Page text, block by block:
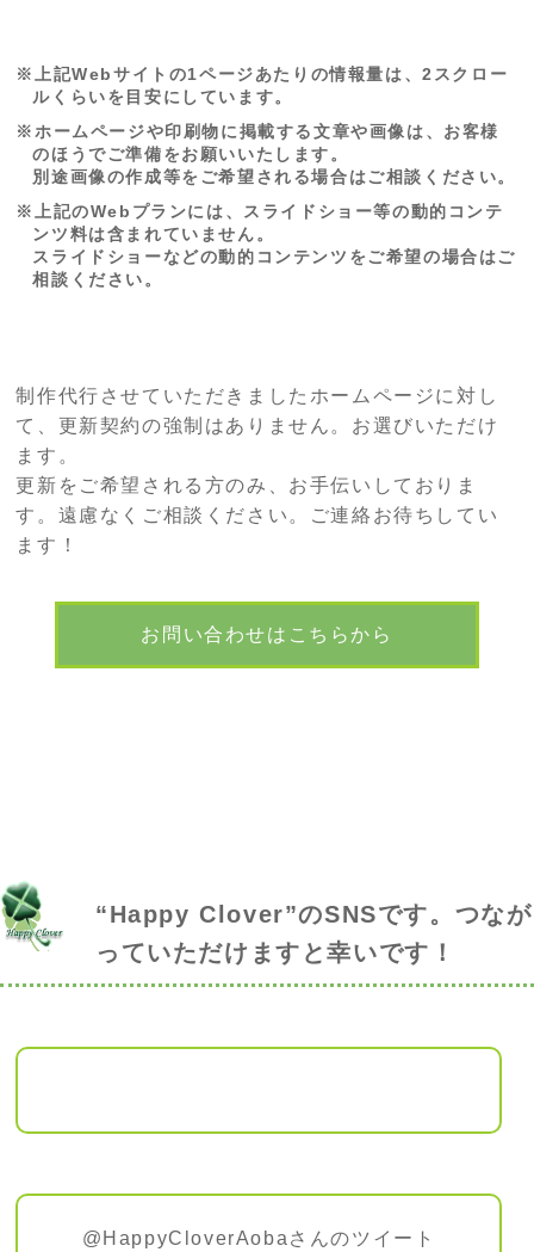
上記Webサイトの1ページあたりの情報量は、2スクロー
ルくらいを目安にしています。
ホームページや印刷物に掲載する文章や画像は、お客様
のほうでご準備をお願いいたします。
別途画像の作成等をご希望される場合はご相談ください。
上記のWebプランには、スライドショー等の動的コンテ
ンツ料は含まれていません。
スライドショーなどの動的コンテンツをご希望の場合はご
相談ください。
制作代行させていただきましたホームページに対し
て、更新契約の強制はありません。お選びいただけ
ます。
更新をご希望される方のみ、お手伝いしておりま
す。遠慮なくご相談ください。ご連絡お待ちしてい
ます！
お問い合わせはこちらから
“Happy Clover”のSNSです。つなが
っていただけますと幸いです！
@HappyCloverAobaさんのツイート